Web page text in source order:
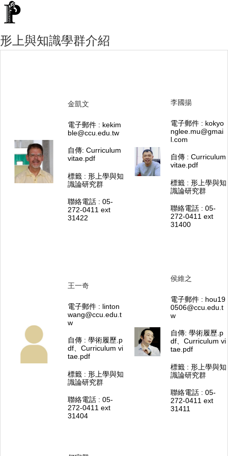
形上與知識學群介紹
金凱文
電子郵件 : kekim
ble@ccu.edu.tw
自傳: Curriculum
vitae.pdf
標籤 : 形上學與知
識論研究群
聯絡電話 : 05-
272-0411 ext
31422
李國揚
電子郵件 : kokyo
nglee.mu@gmai
l.com
自傳 : Curriculum
vitae.pdf​
標籤 : 形上學與知
識論研究群
聯絡電話 : 05-
272-0411 ext
31400
王一奇
電子郵件 : linton
wang@ccu.edu.t
w
自傳 : 學術履歷.p
df、 Curriculum vi
tae.pdf​
標籤 : 形上學與知
識論研究群
聯絡電話 : 05-
272-0411 ext
31404
侯維之
電子郵件 : hou19
0506@ccu.edu.t
w
自傳: 學術履歷.p
df、 Curriculum vi
tae.pdf​
標籤 : 形上學與知
識論研究群
聯絡電話 : 05-
272-0411 ext
31411